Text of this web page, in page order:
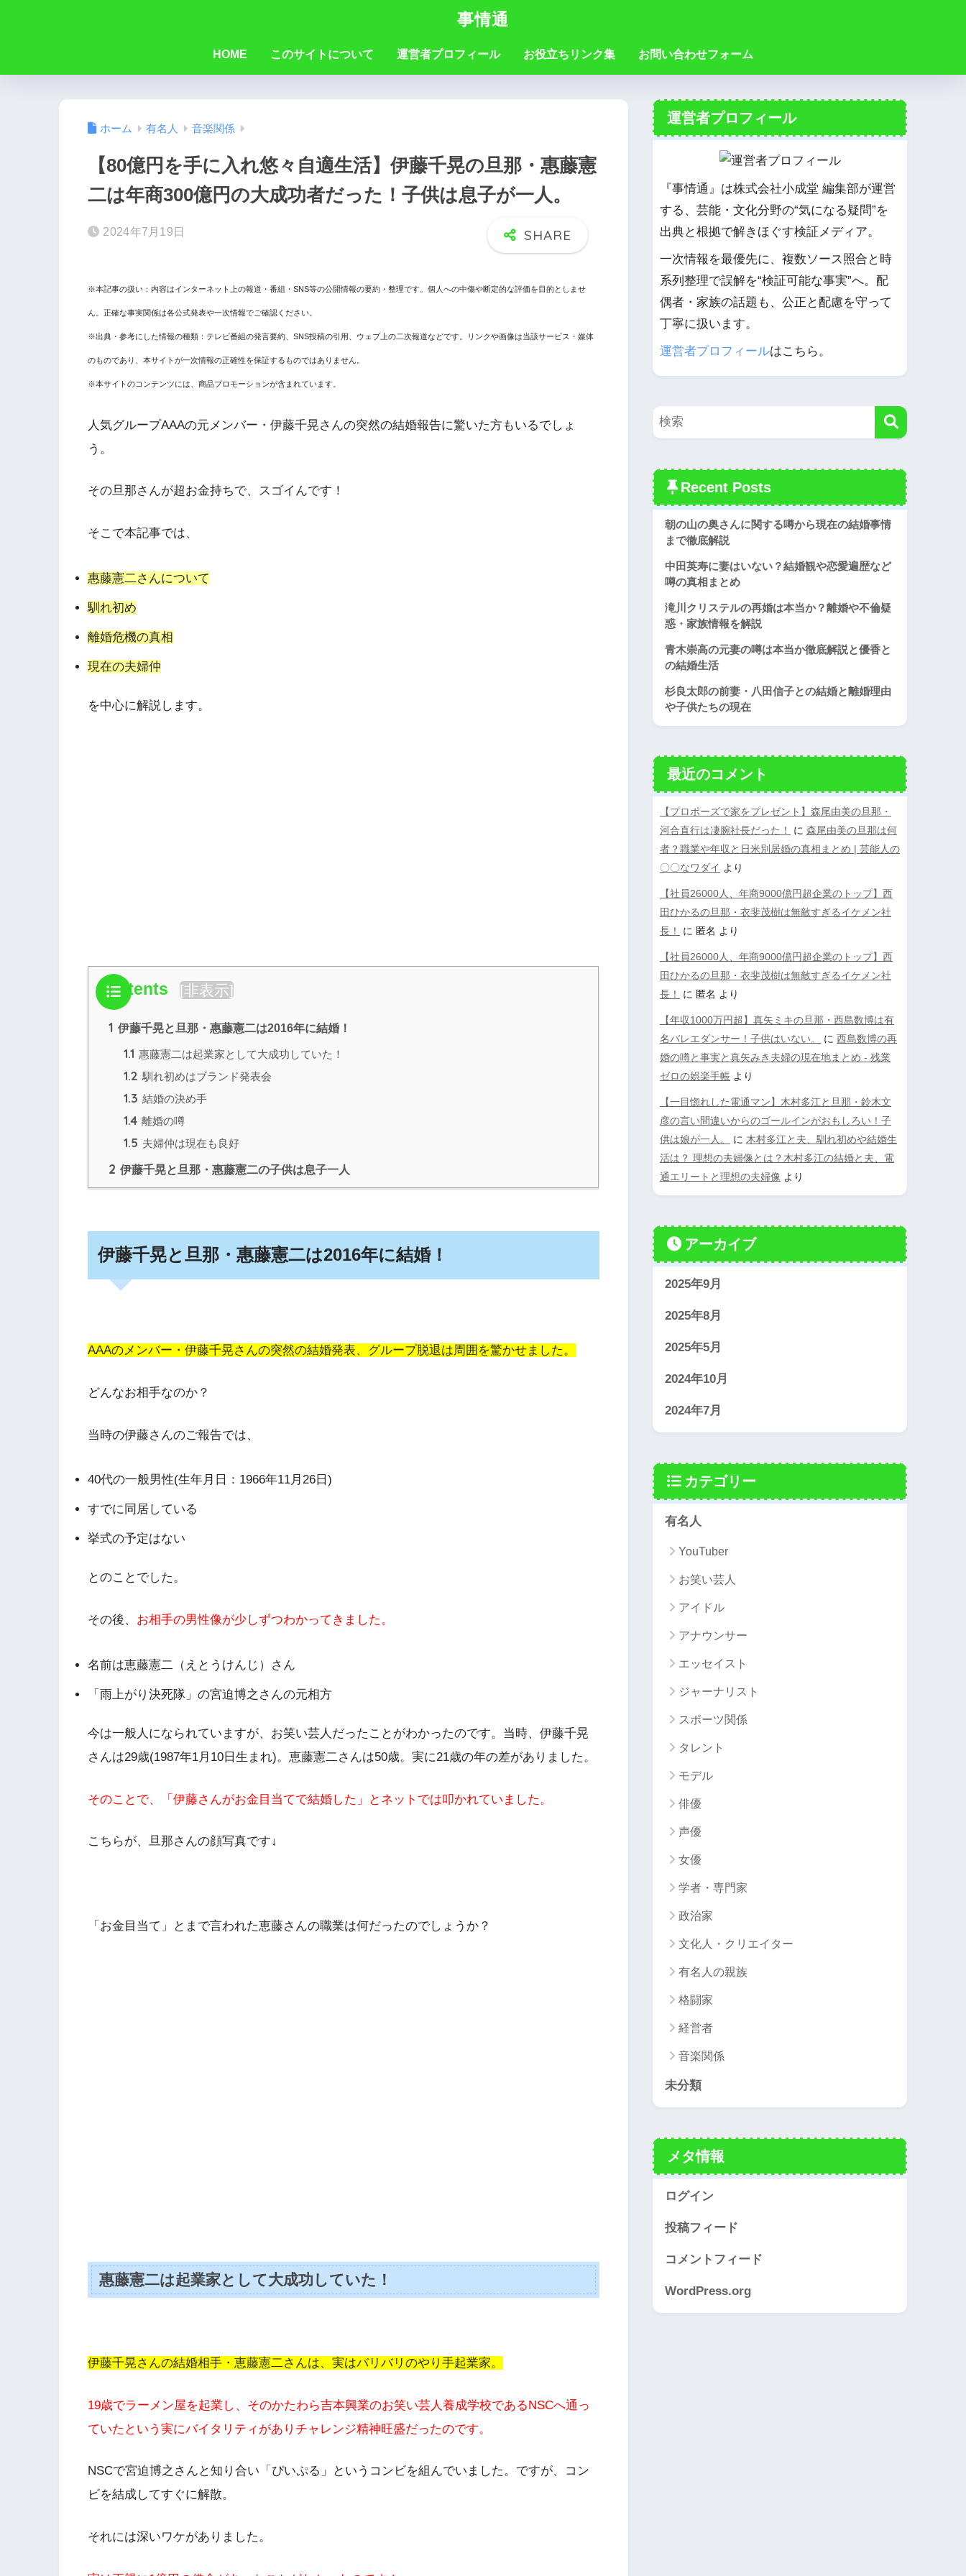
事情通
HOME このサイトについて 運営者プロフィール お役立ちリンク集 お問い合わせフォーム
ホーム 有名人 音楽関係
【80億円を手に入れ悠々自適生活】伊藤千晃の旦那・惠藤憲
二は年商300億円の大成功者だった！子供は息子が一人。
2024年7月19日
※本記事の扱い：内容はインターネット上の報道・番組・SNS等の公開情報の要約・整理です。個人への中傷や断定的な評価を目的としませ
ん。正確な事実関係は各公式発表や一次情報でご確認ください。
※出典・参考にした情報の種類：テレビ番組の発言要約、SNS投稿の引用、ウェブ上の二次報道などです。リンクや画像は当該サービス・媒体
のものであり、本サイトが一次情報の正確性を保証するものではありません。
※本サイトのコンテンツには、商品プロモーションが含まれています。
人気グループAAAの元メンバー・伊藤千晃さんの突然の結婚報告に驚いた方もいるでしょ
う。
その旦那さんが超お金持ちで、スゴイんです！
そこで本記事では、
惠藤憲二さんについて
馴れ初め
離婚危機の真相
現在の夫婦仲
を中心に解説します。
Contents [非表示]
1 伊藤千晃と旦那・惠藤憲二は2016年に結婚！
1.1 惠藤憲二は起業家として大成功していた！
1.2 馴れ初めはブランド発表会
1.3 結婚の決め手
1.4 離婚の噂
1.5 夫婦仲は現在も良好
2 伊藤千晃と旦那・惠藤憲二の子供は息子一人
伊藤千晃と旦那・惠藤憲二は2016年に結婚！
AAAのメンバー・伊藤千晃さんの突然の結婚発表、グループ脱退は周囲を驚かせました。
どんなお相手なのか？
当時の伊藤さんのご報告では、
40代の一般男性(生年月日：1966年11月26日)
すでに同居している
挙式の予定はない
とのことでした。
その後、 お相手の男性像が少しずつわかってきました。
名前は恵藤憲二（えとうけんじ）さん
「雨上がり決死隊」の宮迫博之さんの元相方
今は一般人になられていますが、お笑い芸人だったことがわかったのです。当時、伊藤千晃
さんは29歳(1987年1月10日生まれ)。恵藤憲二さんは50歳。実に21歳の年の差がありました。
そのことで、「伊藤さんがお金目当てで結婚した」とネットでは叩かれていました。
こちらが、旦那さんの顔写真です↓
「お金目当て」とまで言われた恵藤さんの職業は何だったのでしょうか？
惠藤憲二は起業家として大成功していた！
伊藤千晃さんの結婚相手・恵藤憲二さんは、実はバリバリのやり手起業家。
19歳でラーメン屋を起業し、そのかたわら吉本興業のお笑い芸人養成学校であるNSCへ通っ
ていたという実にバイタリティがありチャレンジ精神旺盛だったのです。
NSCで宮迫博之さんと知り合い「ぴいぷる」というコンビを組んでいました。ですが、コン
ビを結成してすぐに解散。
それには深いワケがありました。
運営者プロフィール
『事情通』は株式会社小成堂 編集部が運営
する、芸能・文化分野の“気になる疑問”を
出典と根拠で解きほぐす検証メディア。
一次情報を最優先に、複数ソース照合と時
系列整理で誤解を“検証可能な事実”へ。配
偶者・家族の話題も、公正と配慮を守って
丁寧に扱います。
運営者プロフィールはこちら。
Recent Posts
朝の山の奥さんに関する噂から現在の結婚事情
まで徹底解説
中田英寿に妻はいない？結婚観や恋愛遍歴など
噂の真相まとめ
滝川クリステルの再婚は本当か？離婚や不倫疑
惑・家族情報を解説
青木崇高の元妻の噂は本当か徹底解説と優香と
の結婚生活
杉良太郎の前妻・八田信子との結婚と離婚理由
や子供たちの現在
最近のコメント
【プロポーズで家をプレゼント】森尾由美の旦那・
河合直行は凄腕社長だった！
に 森尾由美の旦那は何
者？職業や年収と日米別居婚の真相まとめ | 芸能人の
〇〇なワダイ より
【社員26000人、年商9000億円超企業のトップ】西
田ひかるの旦那・衣斐茂樹は無敵すぎるイケメン社
長！
に 匿名 より
【社員26000人、年商9000億円超企業のトップ】西
田ひかるの旦那・衣斐茂樹は無敵すぎるイケメン社
長！
に 匿名 より
【年収1000万円超】真矢ミキの旦那・西島数博は有
名バレエダンサー！子供はいない。
に 西島数博の再
婚の噂と事実と真矢みき夫婦の現在地まとめ - 残業
ゼロの娯楽手帳 より
【一目惚れした電通マン】木村多江と旦那・鈴木文
彦の言い間違いからのゴールインがおもしろい！子
供は娘が一人。
に 木村多江と夫、馴れ初めや結婚生
活は？ 理想の夫婦像とは？木村多江の結婚と夫、電
通エリートと理想の夫婦像 より
アーカイブ
2025年9月
2025年8月
2025年5月
2024年10月
2024年7月
カテゴリー
有名人
YouTuber
お笑い芸人
アイドル
アナウンサー
エッセイスト
ジャーナリスト
スポーツ関係
タレント
モデル
俳優
声優
女優
学者・専門家
政治家
文化人・クリエイター
有名人の親族
格闘家
経営者
音楽関係
未分類
メタ情報
ログイン
投稿フィード
コメントフィード
WordPress.org